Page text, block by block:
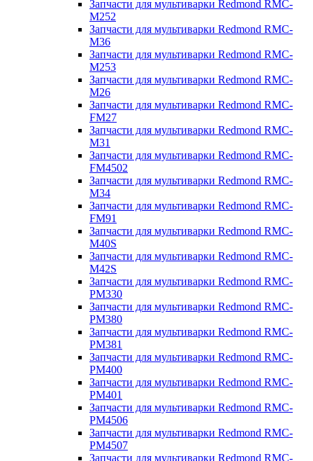
Запчасти для мультиварки Redmond RMC-
M252
Запчасти для мультиварки Redmond RMC-
M36
Запчасти для мультиварки Redmond RMC-
M253
Запчасти для мультиварки Redmond RMC-
M26
Запчасти для мультиварки Redmond RMC-
FM27
Запчасти для мультиварки Redmond RMC-
M31
Запчасти для мультиварки Redmond RMC-
FM4502
Запчасти для мультиварки Redmond RMC-
M34
Запчасти для мультиварки Redmond RMC-
FM91
Запчасти для мультиварки Redmond RMC-
M40S
Запчасти для мультиварки Redmond RMC-
M42S
Запчасти для мультиварки Redmond RMC-
PM330
Запчасти для мультиварки Redmond RMC-
PM380
Запчасти для мультиварки Redmond RMC-
PM381
Запчасти для мультиварки Redmond RMC-
PM400
Запчасти для мультиварки Redmond RMC-
PM401
Запчасти для мультиварки Redmond RMC-
PM4506
Запчасти для мультиварки Redmond RMC-
PM4507
Запчасти для мультиварки Redmond RMC-